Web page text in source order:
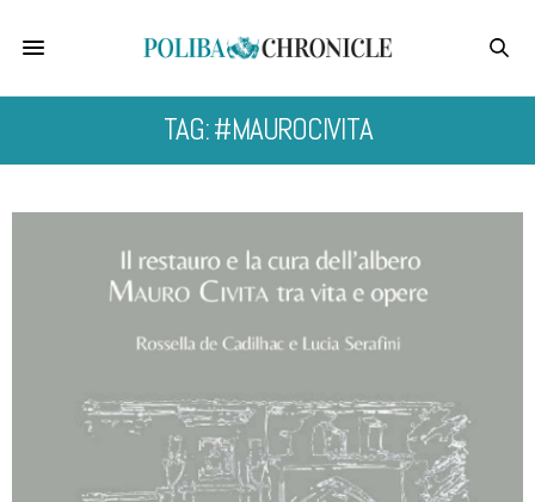
TAG: #MAUROCIVITA